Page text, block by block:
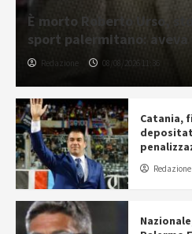
È morto Roberto Urso,
sport palermitano: aveva
Redazione 08/08/2026 11:36
Catania,
Redazione